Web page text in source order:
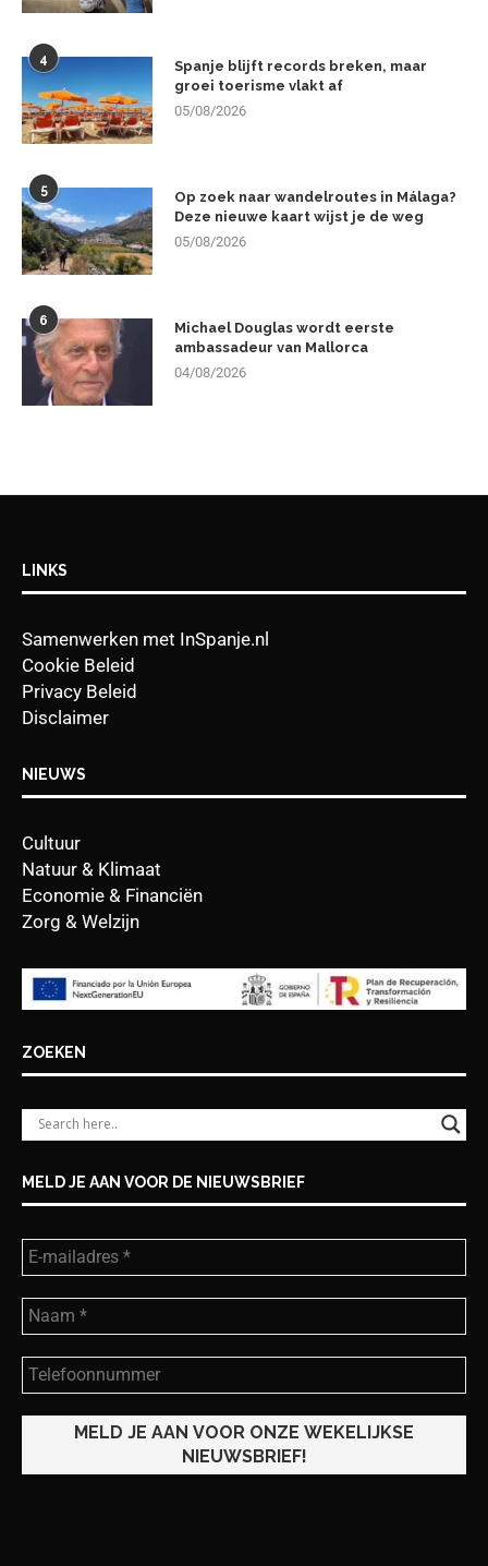
4
Spanje blijft records breken, maar
groei toerisme vlakt af
05/08/2026
5
Op zoek naar wandelroutes in Málaga?
Deze nieuwe kaart wijst je de weg
05/08/2026
6
Michael Douglas wordt eerste
ambassadeur van Mallorca
04/08/2026
LINKS
Samenwerken met InSpanje.nl
Cookie Beleid
Privacy Beleid
Disclaimer
NIEUWS
Cultuur
Natuur & Klimaat
Economie & Financiën
Zorg & Welzijn
ZOEKEN
MELD JE AAN VOOR DE NIEUWSBRIEF